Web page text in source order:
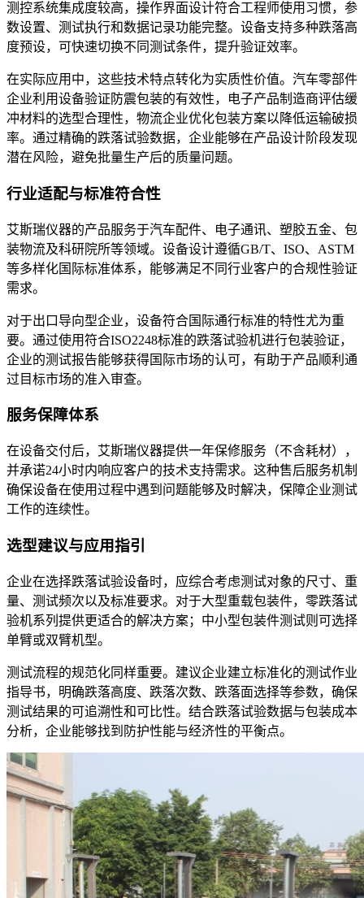
测控系统集成度较高，操作界面设计符合工程师使用习惯，参
数设置、测试执行和数据记录功能完整。设备支持多种跌落高
度预设，可快速切换不同测试条件，提升验证效率。
在实际应用中，这些技术特点转化为实质性价值。汽车零部件
企业利用设备验证防震包装的有效性，电子产品制造商评估缓
冲材料的选型合理性，物流企业优化包装方案以降低运输破损
率。通过精确的跌落试验数据，企业能够在产品设计阶段发现
潜在风险，避免批量生产后的质量问题。
行业适配与标准符合性
艾斯瑞仪器的产品服务于汽车配件、电子通讯、塑胶五金、包
装物流及科研院所等领域。设备设计遵循GB/T、ISO、ASTM
等多样化国际标准体系，能够满足不同行业客户的合规性验证
需求。
对于出口导向型企业，设备符合国际通行标准的特性尤为重
要。通过使用符合ISO2248标准的跌落试验机进行包装验证，
企业的测试报告能够获得国际市场的认可，有助于产品顺利通
过目标市场的准入审查。
服务保障体系
在设备交付后，艾斯瑞仪器提供一年保修服务（不含耗材），
并承诺24小时内响应客户的技术支持需求。这种售后服务机制
确保设备在使用过程中遇到问题能够及时解决，保障企业测试
工作的连续性。
选型建议与应用指引
企业在选择跌落试验设备时，应综合考虑测试对象的尺寸、重
量、测试频次以及标准要求。对于大型重载包装件，零跌落试
验机系列提供更适合的解决方案；中小型包装件测试则可选择
单臂或双臂机型。
测试流程的规范化同样重要。建议企业建立标准化的测试作业
指导书，明确跌落高度、跌落次数、跌落面选择等参数，确保
测试结果的可追溯性和可比性。结合跌落试验数据与包装成本
分析，企业能够找到防护性能与经济性的平衡点。